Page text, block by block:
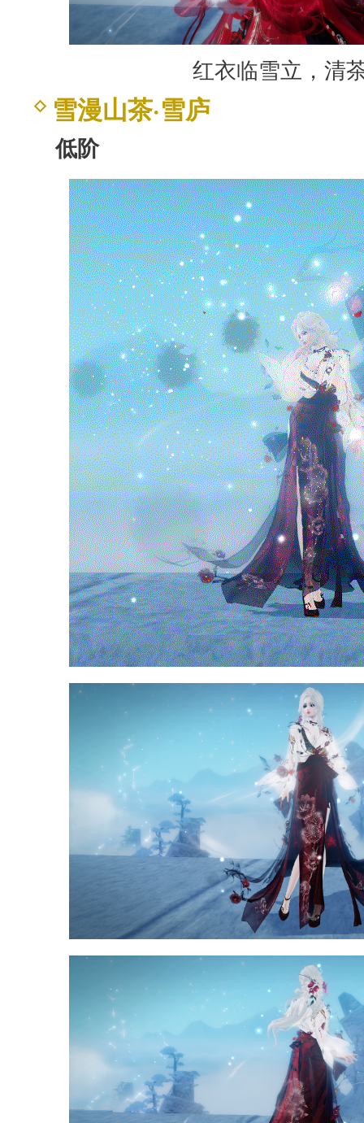
红衣临雪立，清
雪漫山茶·雪庐
低阶